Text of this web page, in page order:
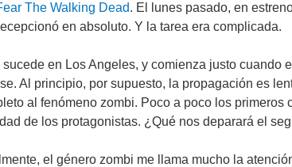
The Walking Dead. El lunes pasado, en
en absoluto. Y la tarea era complicada.
sucede en Los Angeles, y comienza justo cuando
Al principio, por supuesto, la propagación es
al fenómeno zombi. Poco a poco los primeros
de los protagonistas. ¿Qué nos deparará el
el género zombi me llama mucho la